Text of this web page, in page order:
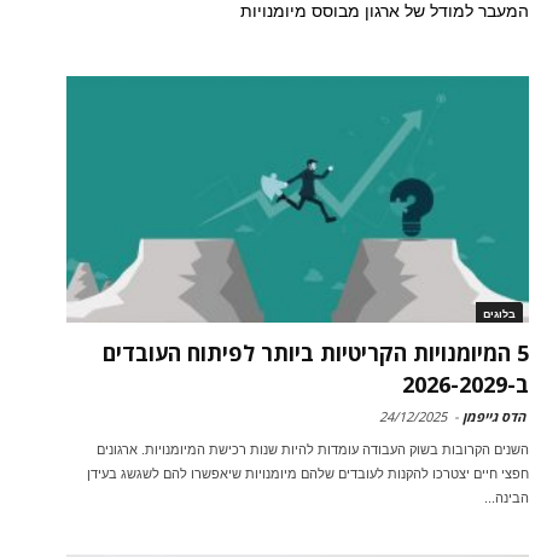
המעבר למודל של ארגון מבוסס מיומנויות
בלוגים
5 המיומנויות הקריטיות ביותר לפיתוח העובדים
ב-2026-2029
הדס גייפמן -
24/12/2025
השנים הקרובות בשוק העבודה עומדות להיות שנות רכישת המיומנויות. ארגונים
חפצי חיים יצטרכו להקנות לעובדים שלהם מיומנויות שיאפשרו להם לשגשג בעידן
הבינה...